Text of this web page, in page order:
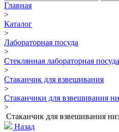
Главная
>
Каталог
>
Лабораторная посуда
>
Стеклянная лабораторная посуда
>
Стаканчик для взвешивания
>
Стаканчики для взвешивания
>
Стаканчик для взвешивания
Назад